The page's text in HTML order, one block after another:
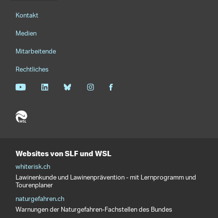
Footernavigation
Kontakt
Medien
Mitarbeitende
Rechtliches
Websites von SLF und WSL
whiterisk.ch
Lawinenkunde und Lawinenprävention - mit Lernprogramm und
Tourenplaner
naturgefahren.ch
Warnungen der Naturgefahren-Fachstellen des Bundes